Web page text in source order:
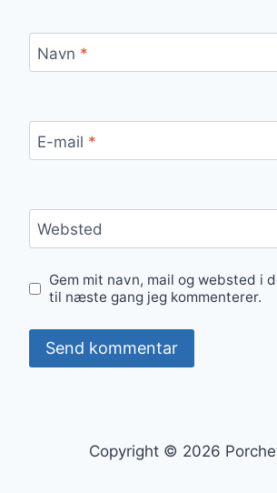
Navn *
E-mail *
Websted
Gem mit navn, mail og websted i
til næste gang jeg kommenterer.
Copyright © 2026